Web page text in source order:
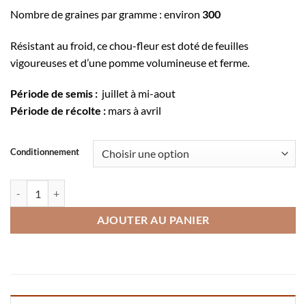
à
169,59€
Nombre de graines par gramme : environ 300
Résistant au froid, ce chou-fleur est doté de feuilles
vigoureuses et d’une pomme volumineuse et ferme.
Période de semis : juillet à mi-aout
Période de récolte : mars à avril
Conditionnement
AJOUTER AU PANIER